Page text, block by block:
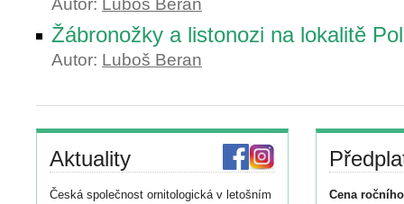
Autor: Luboš Beran
Žábronožky a listonozi na lokalitě
Autor: Luboš Beran
Aktuality
Česká společnost ornitologická v letošním
Cena